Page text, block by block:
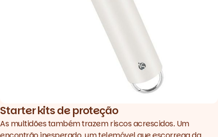
Starter kits de proteção
As multidões também trazem riscos acrescidos. Um